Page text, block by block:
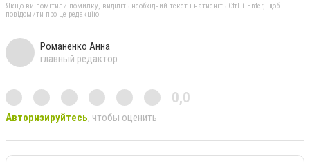
Якщо ви помітили помилку, виділіть необхідний текст і натисніть Ctrl + Enter, щоб
повідомити про це редакцію
Романенко Анна
главный редактор
0,0
Авторизируйтесь, чтобы оценить